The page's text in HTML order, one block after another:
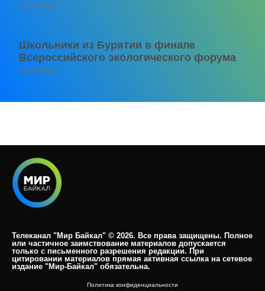
06.08.2026
Школьники из Бурятии в финале
Всероссийского экологического форума
06.08.2026
Телеканал "Мир Байкал" © 2026. Все права защищены. Полное
или частичное заимствование материалов допускается
только с письменного разрешения редакции. При
цитировании материалов прямая активная ссылка на сетевое
издание "Мир-Байкал" обязательна.​
Политика конфиденциальности